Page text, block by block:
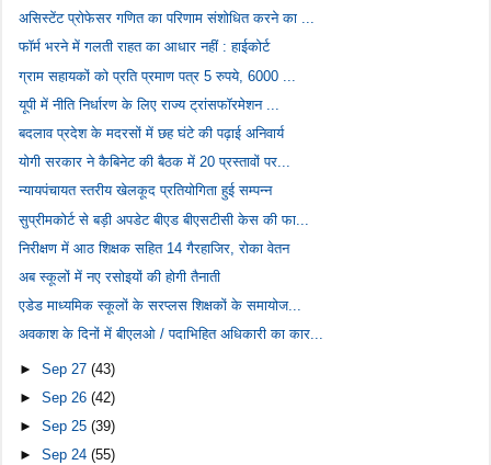
असिस्टेंट प्रोफेसर गणित का परिणाम संशोधित करने का ...
फॉर्म भरने में गलती राहत का आधार नहीं : हाईकोर्ट
ग्राम सहायकों को प्रति प्रमाण पत्र 5 रुपये, 6000 ...
यूपी में नीति निर्धारण के लिए राज्य ट्रांसफॉरमेशन ...
बदलाव प्रदेश के मदरसों में छह घंटे की पढ़ाई अनिवार्य
योगी सरकार ने कैबिनेट की बैठक में 20 प्रस्तावों पर...
न्यायपंचायत स्तरीय खेलकूद प्रतियोगिता हुई सम्पन्न
सुप्रीमकोर्ट से बड़ी अपडेट बीएड बीएसटीसी केस की फा...
निरीक्षण में आठ शिक्षक सहित 14 गैरहाजिर, रोका वेतन
अब स्कूलों में नए रसोइयों की होगी तैनाती
एडेड माध्यमिक स्कूलों के सरप्लस शिक्षकों के समायोज...
अवकाश के दिनों में बीएलओ / पदाभिहित अधिकारी का कार...
►Sep 27(43)
►Sep 26(42)
►Sep 25(39)
►Sep 24(55)